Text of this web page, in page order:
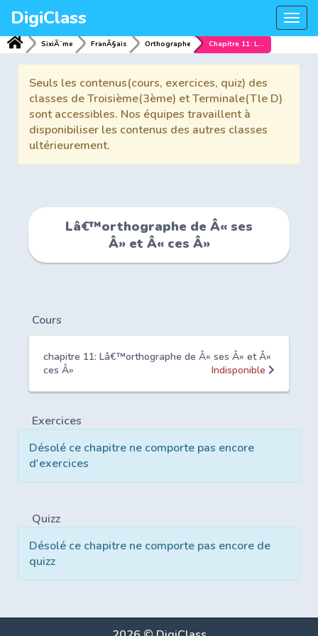
DigiClass
SixiÃ¨me FranÃ§ais Orthographe Chapitre 11: Lâ€™orthographe de Â« ses Â» et Â« ces Â»
Seuls les contenus(cours, exercices, quiz) des
classes de Troisième(3ème) et Terminale(Tle D)
sont accessibles. Nos équipes travaillent à
disponibiliser les contenus des autres classes
ultérieurement.
Lâ€™orthographe de Â« ses
Â» et Â« ces Â»
Cours
chapitre 11: Lâ€™orthographe de Â« ses Â» et Â«
ces Â»
Indisponible
Exercices
Désolé ce chapitre ne comporte pas encore
d'exercices
Quizz
Désolé ce chapitre ne comporte pas encore de
quizz